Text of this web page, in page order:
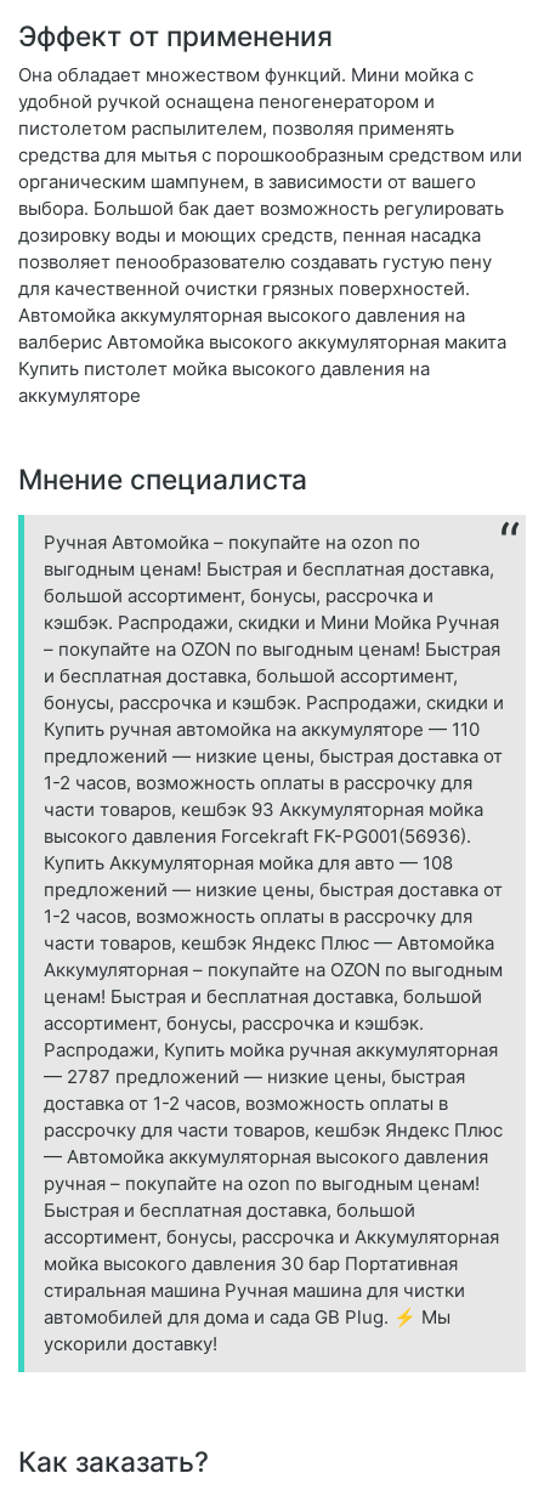
Эффект от применения
Она обладает множеством функций. Мини мойка с
удобной ручкой оснащена пеногенератором и
пистолетом распылителем, позволяя применять
средства для мытья с порошкообразным средством или
органическим шампунем, в зависимости от вашего
выбора. Большой бак дает возможность регулировать
дозировку воды и моющих средств, пенная насадка
позволяет пенообразователю создавать густую пену
для качественной очистки грязных поверхностей.
Автомойка аккумуляторная высокого давления на
валберис Автомойка высокого аккумуляторная макита
Купить пистолет мойка высокого давления на
аккумуляторе
Мнение специалиста
Ручная Автомойка – покупайте на ozon по
выгодным ценам! Быстрая и бесплатная доставка,
большой ассортимент, бонусы, рассрочка и
кэшбэк. Распродажи, скидки и Мини Мойка Ручная
– покупайте на OZON по выгодным ценам! Быстрая
и бесплатная доставка, большой ассортимент,
бонусы, рассрочка и кэшбэк. Распродажи, скидки и
Купить ручная автомойка на аккумуляторе — 110
предложений — низкие цены, быстрая доставка от
1-2 часов, возможность оплаты в рассрочку для
части товаров, кешбэк 93 Аккумуляторная мойка
высокого давления Forcekraft FK-PG001(56936).
Купить Аккумуляторная мойка для авто — 108
предложений — низкие цены, быстрая доставка от
1-2 часов, возможность оплаты в рассрочку для
части товаров, кешбэк Яндекс Плюс — Автомойка
Аккумуляторная – покупайте на OZON по выгодным
ценам! Быстрая и бесплатная доставка, большой
ассортимент, бонусы, рассрочка и кэшбэк.
Распродажи, Купить мойка ручная аккумуляторная
— 2787 предложений — низкие цены, быстрая
доставка от 1-2 часов, возможность оплаты в
рассрочку для части товаров, кешбэк Яндекс Плюс
— Автомойка аккумуляторная высокого давления
ручная – покупайте на ozon по выгодным ценам!
Быстрая и бесплатная доставка, большой
ассортимент, бонусы, рассрочка и Аккумуляторная
мойка высокого давления 30 бар Портативная
стиральная машина Ручная машина для чистки
автомобилей для дома и сада GB Plug. ⚡ Мы
ускорили доставку!
Как заказать?